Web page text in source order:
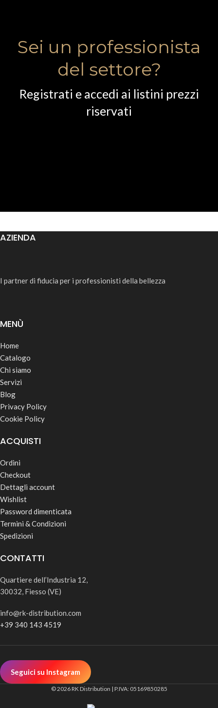
Sei un professionista
del settore?
Registrati e accedi ai listini prezzi
riservati
AZIENDA
I partner di fiducia per i professionisti della bellezza
MENÙ
Home
Catalogo
Chi siamo
Servizi
Blog
Privacy Policy
Cookie Policy
ACQUISTI
Ordini
Checkout
Dettagli account
Wishlist
Password dimenticata
Termini & Condizioni
Spedizioni
CONTATTI
Quartiere dell’Industria 12,
30032, Fiesso (VE)
info@rk-distribution.com
+39 340 143 4519
Seguici su Instagram
© 2026 RK Distribution | P.IVA: 05169850285